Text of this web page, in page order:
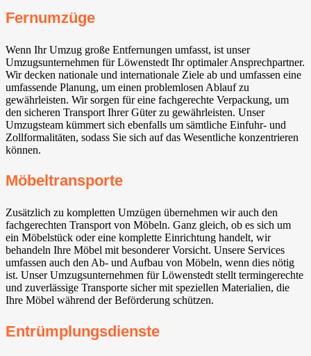
Fernumzüge
Wenn Ihr Umzug große Entfernungen umfasst, ist unser
Umzugsunternehmen für Löwenstedt Ihr optimaler Ansprechpartner.
Wir decken nationale und internationale Ziele ab und umfassen eine
umfassende Planung, um einen problemlosen Ablauf zu
gewährleisten. Wir sorgen für eine fachgerechte Verpackung, um
den sicheren Transport Ihrer Güter zu gewährleisten. Unser
Umzugsteam kümmert sich ebenfalls um sämtliche Einfuhr- und
Zollformalitäten, sodass Sie sich auf das Wesentliche konzentrieren
können.
Möbeltransporte
Zusätzlich zu kompletten Umzügen übernehmen wir auch den
fachgerechten Transport von Möbeln. Ganz gleich, ob es sich um
ein Möbelstück oder eine komplette Einrichtung handelt, wir
behandeln Ihre Möbel mit besonderer Vorsicht. Unsere Services
umfassen auch den Ab- und Aufbau von Möbeln, wenn dies nötig
ist. Unser Umzugsunternehmen für Löwenstedt stellt termingerechte
und zuverlässige Transporte sicher mit speziellen Materialien, die
Ihre Möbel während der Beförderung schützen.
Entrümplungsdienste